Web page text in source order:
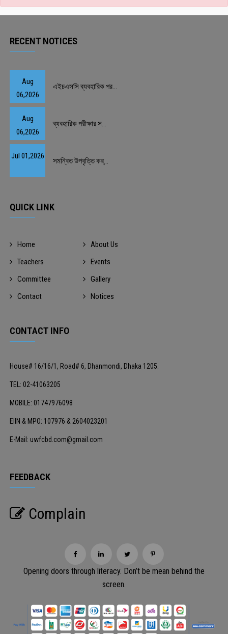
RECENT NOTICES
Aug
06,2026
এইচএসসি ব্যবহারিক পর...
Aug
06,2026
ব্যবহারিক পরীক্ষার স...
Jul 01,2026
সমন্বিত উপবৃত্তি কর্...
QUICK LINK
Home
About Us
Teachers
Events
Committee
Gallery
Contact
Notices
CONTACT INFO
House# 16/16/1, Road# 6, Dhanmondi, Dhaka 1205.
TEL: 02-41063205
MOBILE: 01747976098
EIIN & MPO: 107976 & 2604023201
E-Mail: uwfcbd.com@gmail.com
FEEDBACK
Complain
Opening doors through literacy. Don’t be mean behind the
screen.